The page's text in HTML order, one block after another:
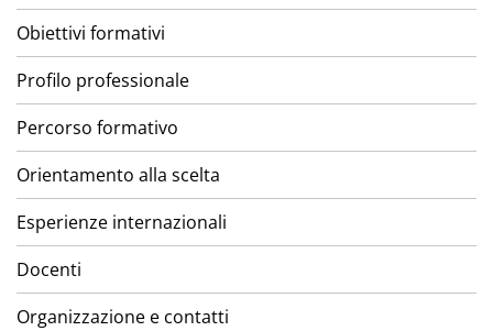
Obiettivi formativi
Profilo professionale
Percorso formativo
Orientamento alla scelta
Esperienze internazionali
Docenti
Organizzazione e contatti